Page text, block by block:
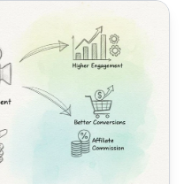
marketingové